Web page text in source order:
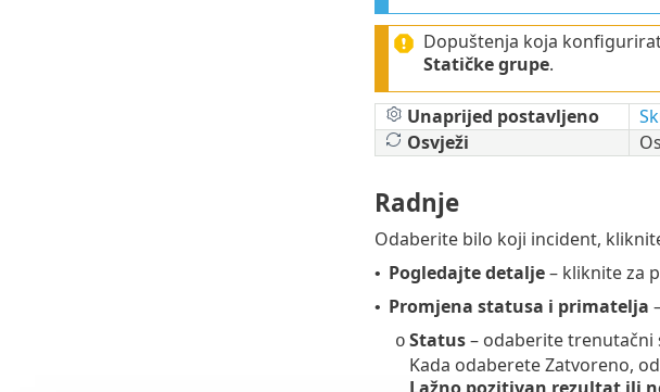
Dopuštenja koja
Statičke grupe.
Unaprijed postavljeno
Osvježi
Radnje
Odaberite bilo koji incident,
• Pogledajte detalje– kliknite za
• Promjena statusa i primatelja
o Status– odaberite trenutačni
Kada odaberete Zatvoreno,
Lažno pozitivan rezultat ili